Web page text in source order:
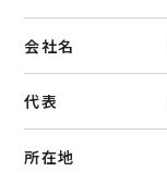
会社名
代表
所在地